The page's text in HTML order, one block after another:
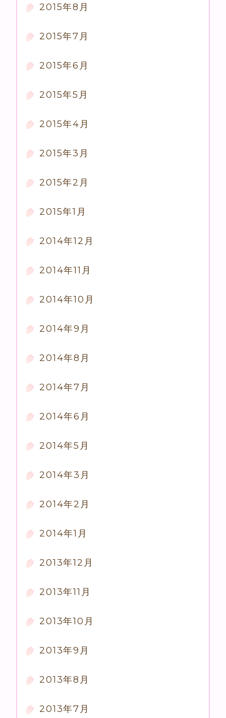
2015年8月
2015年7月
2015年6月
2015年5月
2015年4月
2015年3月
2015年2月
2015年1月
2014年12月
2014年11月
2014年10月
2014年9月
2014年8月
2014年7月
2014年6月
2014年5月
2014年3月
2014年2月
2014年1月
2013年12月
2013年11月
2013年10月
2013年9月
2013年8月
2013年7月